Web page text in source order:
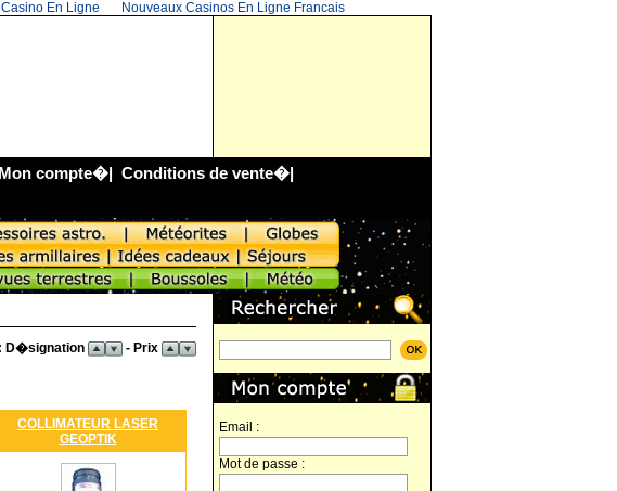
Casino En Ligne Nouveaux Casinos En Ligne Francais
Mon compte�| Conditions de vente�|
D�signation
- Prix
COLLIMATEUR LASER
GEOPTIK
Email :
Mot de passe :